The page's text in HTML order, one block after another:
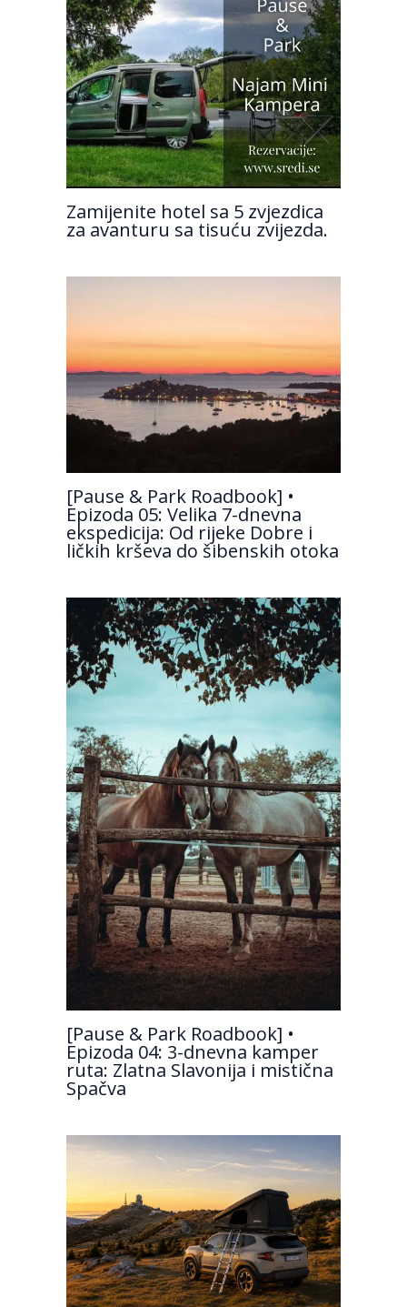
Zamijenite hotel sa 5 zvjezdica
za avanturu sa tisuću zvijezda.
[Pause & Park Roadbook] •
Epizoda 05: Velika 7-dnevna
ekspedicija: Od rijeke Dobre i
ličkih krševa do šibenskih otoka
[Pause & Park Roadbook] •
Epizoda 04: 3-dnevna kamper
ruta: Zlatna Slavonija i mistična
Spačva